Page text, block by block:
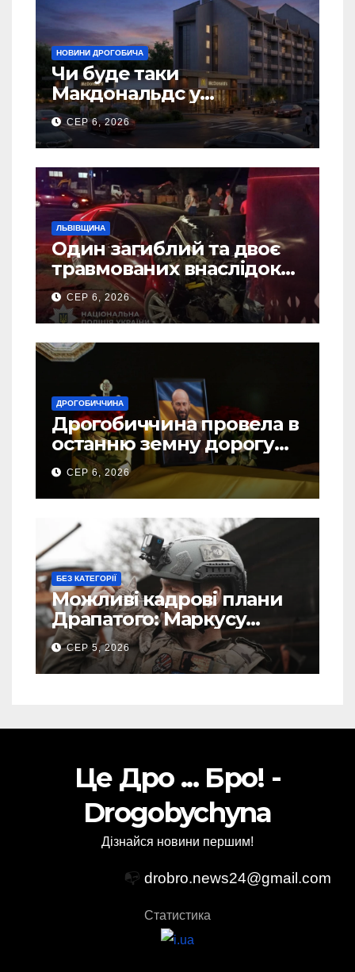
НОВИНИ ДРОГОБИЧА
Чи буде таки
Макдональдс у
Дрогобичі? (Фото)
СЕР 6, 2026
ЛЬВІВЩИНА
Один загиблий та двоє
травмованих внаслідок
ДТП на Самбірщині
СЕР 6, 2026
ДРОГОБИЧЧИНА
Дрогобиччина провела в
останню земну дорогу
свого Захисника – Олега
Торського
СЕР 6, 2026
БЕЗ КАТЕГОРІЇ
Можливі кадрові плани
Драпатого: Маркусу
пророкують важливу
посаду у ЗСУ
СЕР 5, 2026
Це Дро ... Бро! -
Drogobychyna
Дізнайся новини першим!
📭 drobro.news24@gmail.com
Статистика